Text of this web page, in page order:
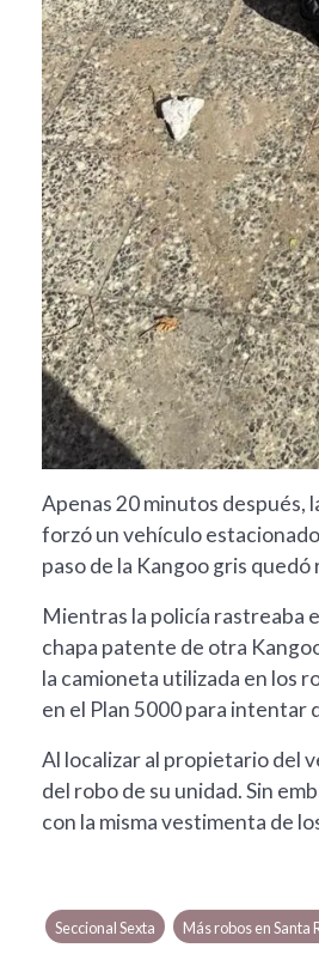
Apenas 20 minutos después,
forzó un vehículo
paso de la Kangoo gris
Mientras la policía rastreaba
chapa patente de otra
la camioneta utilizada en los
en el Plan 5000 para intentar
Al localizar al propietario del
del robo de su unidad. Sin
con la misma vestimenta de
Seccional Sexta Más robos en Santa